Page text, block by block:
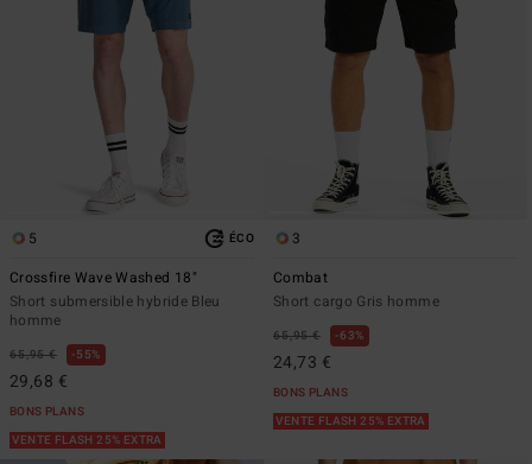
5 ÉCO
Crossfire Wave Washed 18"
Short submersible hybride Bleu
homme
65,95 € 55%
29,68 €
BONS PLANS
VENTE FLASH 25% EXTRA
3
Combat
Short cargo Gris homme
65,95 € 63%
24,73 €
BONS PLANS
VENTE FLASH 25% EXTRA